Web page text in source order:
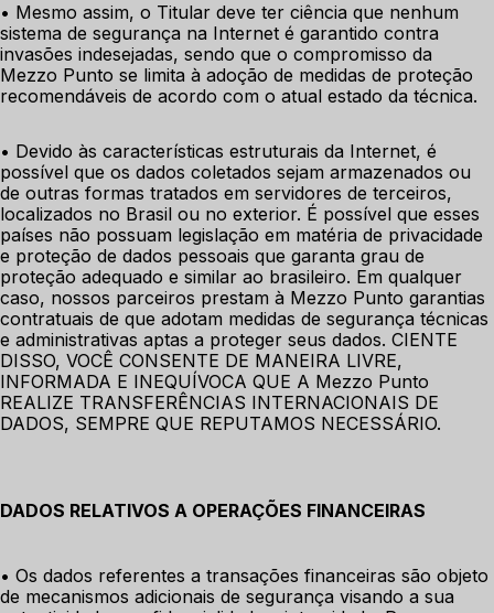
• Mesmo assim, o Titular deve ter ciência que nenhum
sistema de segurança na Internet é garantido contra
invasões indesejadas, sendo que o compromisso da
Mezzo Punto se limita à adoção de medidas de proteção
recomendáveis de acordo com o atual estado da técnica.
• Devido às características estruturais da Internet, é
possível que os dados coletados sejam armazenados ou
de outras formas tratados em servidores de terceiros,
localizados no Brasil ou no exterior. É possível que esses
países não possuam legislação em matéria de privacidade
e proteção de dados pessoais que garanta grau de
proteção adequado e similar ao brasileiro. Em qualquer
caso, nossos parceiros prestam à Mezzo Punto garantias
contratuais de que adotam medidas de segurança técnicas
e administrativas aptas a proteger seus dados. CIENTE
DISSO, VOCÊ CONSENTE DE MANEIRA LIVRE,
INFORMADA E INEQUÍVOCA QUE A Mezzo Punto
REALIZE TRANSFERÊNCIAS INTERNACIONAIS DE
DADOS, SEMPRE QUE REPUTAMOS NECESSÁRIO.
DADOS RELATIVOS A OPERAÇÕES FINANCEIRAS
• Os dados referentes a transações financeiras são objeto
de mecanismos adicionais de segurança visando a sua